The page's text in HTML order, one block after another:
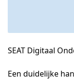
SEAT Digitaal
Een duidelijke